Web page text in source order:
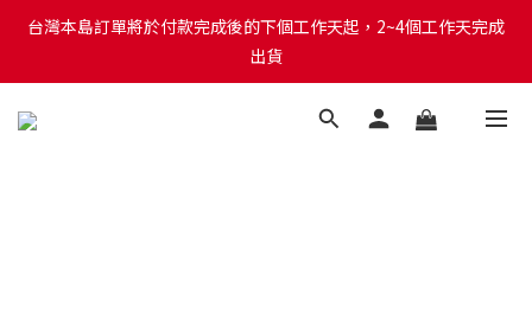
台灣本島訂單將於付款完成後的下個工作天起，2~4個工作天完成
出貨
台灣本島訂單將於付款完成後的下個工作天起，2~4個工作天完成
出貨
台灣本島消費滿$999免運費